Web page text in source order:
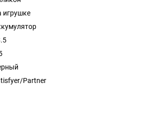
игрушке
Partner